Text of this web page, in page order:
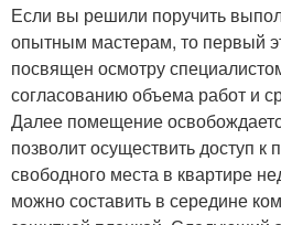
Если вы решили поручить
опытным мастерам, то первый
посвящен осмотру
согласованию объема работ и
Далее помещение
позволит осуществить доступ к
свободного места в квартире
можно составить в середине